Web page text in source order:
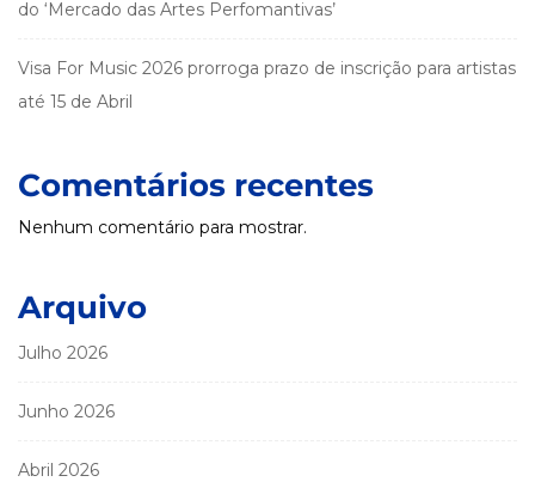
do ‘Mercado das Artes Perfomantivas’
Visa For Music 2026 prorroga prazo de inscrição para artistas
até 15 de Abril
Comentários recentes
Nenhum comentário para mostrar.
Arquivo
Julho 2026
Junho 2026
Abril 2026